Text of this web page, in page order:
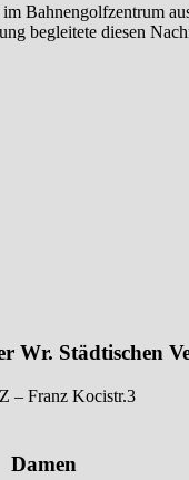
begleitete diesen
Wr. Städtischen
– Franz Kocistr.3
Damen